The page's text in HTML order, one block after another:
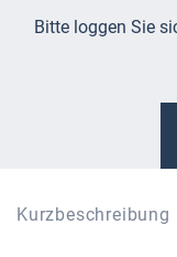
Bitte loggen Sie
Kurzbeschreibung